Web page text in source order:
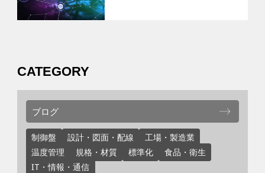
CATEGORY
ブログ
制御盤 設計・図面・配線
工場・製造業
温度管理
規格・材質 標準化
食品・衛生
IT・情報・通信